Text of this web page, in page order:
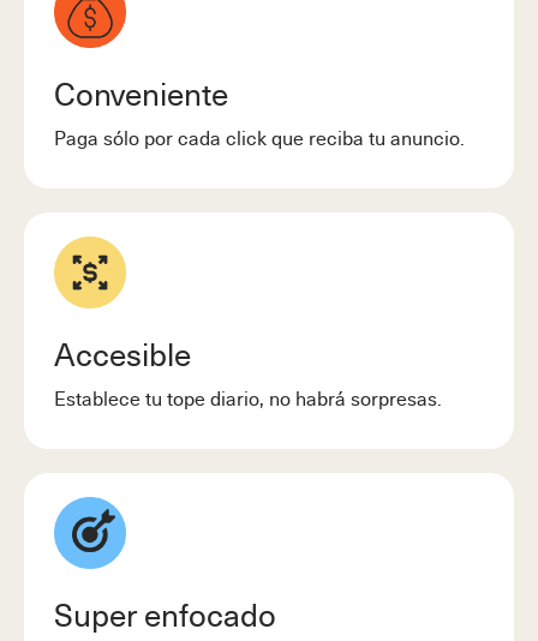
Conveniente
Paga sólo por cada click que reciba tu anuncio.
Accesible
Establece tu tope diario, no habrá sorpresas.
Super enfocado